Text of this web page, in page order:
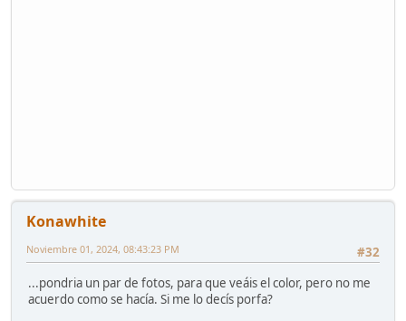
Konawhite
#32
Noviembre 01, 2024, 08:43:23 PM
...pondria un par de fotos, para que veáis el color, pero no me
acuerdo como se hacía. Si me lo decís porfa?